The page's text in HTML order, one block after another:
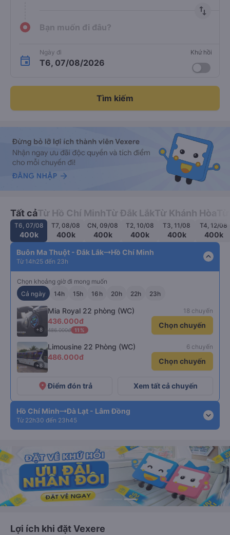
import_export
Bạn muốn đi đâu?
Ngày đi
T6, 07/08/2026
Khứ hồi
Tìm kiếm
Tất cảTừ Hồ Chí MinhTừ Đắk LắkTừ Khánh Hòa
T6, 07/08
400k
T7, 08/08
400k
CN, 09/08
400k
T2, 10/08
400k
T3, 11/08
400k
T4, 12/08
400k
Buôn Ma Thuột - Đắk Lắk
Hồ Chí Minh
Từ 14h25 đến 23h expand_less
Chọn khoảng giờ đi mong muốn
Cả ngày
14h 15h 16h 20h 22h 23h
+8
Mia Royal 22 phòng (WC) 18 chuyến
436.000đ
486.000đ 11%
Chọn chuyến
+8
Limousine 22 Phòng (WC) 6 chuyến
486.000đ Chọn chuyến
placeĐiểm đón trả Xem tất cả chuyến
Hồ Chí Minh Đà Lạt - Lâm Đồng
Từ 22h30 đến 23h45 expand_more
Lợi ích khi đặt Vexere